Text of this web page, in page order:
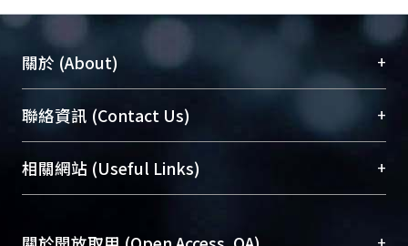
關於 (About) +
臺大位居世界頂尖大學之列，為永久珍藏及向國際
展現本校豐碩的研究成果及學術能量，圖書館整合
機構典藏（NTUR）與學術庫（AH）不同功能平
台，成為臺大學術典藏NTU scholars。期能整合研
成果。
聯絡資訊 (Contact Us) +
總館學科館員(Main Library)
醫學圖書館學科館員(Medical Library)
Sciences Library)
相關網站 (Useful Links) +